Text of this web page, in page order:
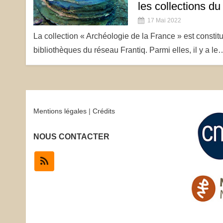
les collections
17 Mai 2022
La collection « Archéologie de la France » est
bibliothèques du réseau Frantiq. Parmi elles, il y a
Mentions légales | Crédits
NOUS CONTACTER